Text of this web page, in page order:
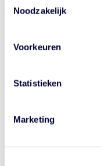
Noodzakelijk
Voorkeuren
Statistieken
Marketing
Medewerkers